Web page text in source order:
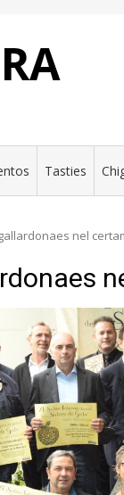
Tasties
nel